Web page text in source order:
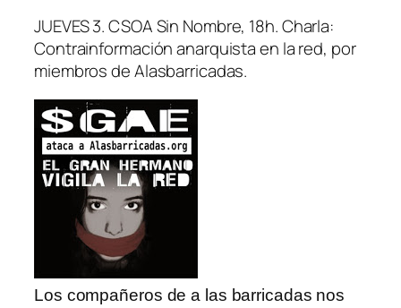
JUEVES 3. CSOA Sin Nombre, 18h. Charla:
Contrainformación anarquista en la red, por
miembros de Alasbarricadas.
Los compañeros de a las barricadas nos